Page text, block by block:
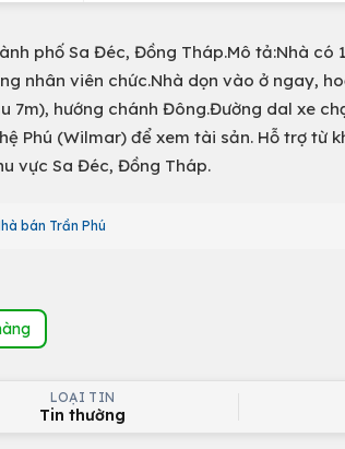
phố Sa Đéc, Đồng Tháp.Mô tả:Nhà có
nhân viên chức.Nhà dọn vào ở ngay,
7m), hướng chánh Đông.Đường dal xe
Phú (Wilmar) để xem tài sản. Hỗ trợ từ
vực Sa Đéc, Đồng Tháp.
bán Trần Phú
LOẠI TIN
Tin thường